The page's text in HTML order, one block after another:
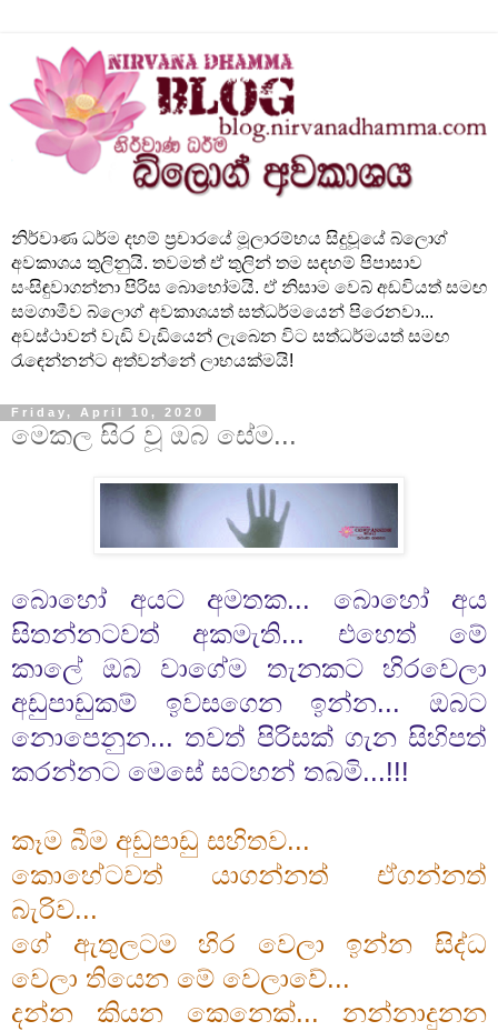
නිර්වාණ ධර්ම දහම් ප්‍රචාරයේ මූලාරම්භය සිදුවූයේ බ්ලොග්
අවකාශය තුලිනුයි. තවමත් ඒ තුලින් තම සඳහම් පිපාසාව
සංසිඳුවාගන්නා පිරිස බොහෝමයි. ඒ නිසාම වෙබ් අඩවියත් සමඟ
සමගාමීව බ්ලොග් අවකාශයත් සත්ධර්මයෙන් පිරෙනවා...
අවස්ථාවන් වැඩි වැඩියෙන් ලැබෙන විට සත්ධර්මයත් සමඟ
රැඳෙන්නන්ට අත්වන්නේ ලාභයක්මයි!
Friday, April 10, 2020
මෙකල සිර වූ ඔබ සේම...
බොහෝ අයට අමතක... බොහෝ අය
සිතන්නටවත් අකමැති... එහෙත් මේ
කාලේ ඔබ වාගේම තැනකට හිරවෙලා
අඩුපාඩුකම් ඉවසගෙන ඉන්න... ඔබට
නොපෙනුන... තවත් පිරිසක් ගැන සිහිපත්
කරන්නට මෙසේ සටහන් තබමි...!!!
කෑම බීම අඩුපාඩු සහිතව...
කොහේටවත් යාගන්නත් ඒගන්නත්
බැරිව...
ගේ ඇතුලටම හිර වෙලා ඉන්න සිද්ධ
වෙලා තියෙන මේ වෙලාවේ...
දන්න කියන කෙනෙක්... නන්නාදුනන